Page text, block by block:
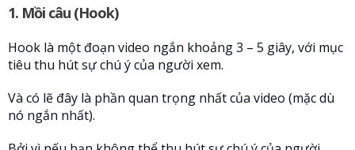
1. Mồi câu (Hook)
Hook là một đoạn video ngắn khoảng 3 – 5 giây, với mục
tiêu thu hút sự chú ý của người xem.
Và có lẽ đây là phần quan trọng nhất của video (mặc dù
nó ngắn nhất).